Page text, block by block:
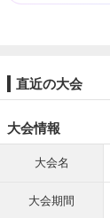
直近の大会
大会情報
大会名
大会期間